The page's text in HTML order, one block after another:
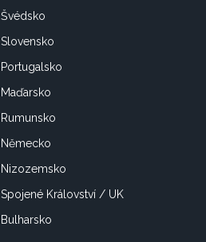
Švédsko
Slovensko
Portugalsko
Maďarsko
Rumunsko
Německo
Nizozemsko
Spojené Království / UK
Bulharsko